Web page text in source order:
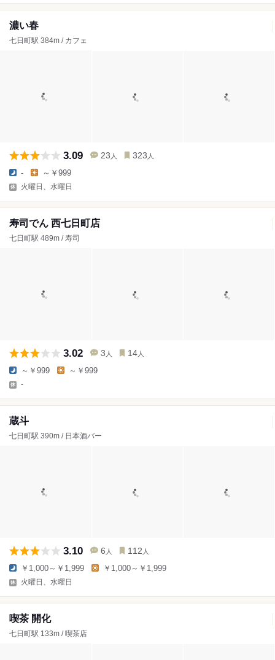
濃い春
七日町駅 384m / カフェ
3.09 23 人 323 人
- ～￥999
火曜日、水曜日
寿司でん 西七日町店
七日町駅 489m / 寿司
3.02 3 人 14 人
～￥999 ～￥999
-
蔵斗
七日町駅 390m / 日本酒バー
3.10 6 人 112 人
￥1,000～￥1,999 ￥1,000～￥1,999
火曜日、水曜日
喫茶 開化
七日町駅 133m / 喫茶店